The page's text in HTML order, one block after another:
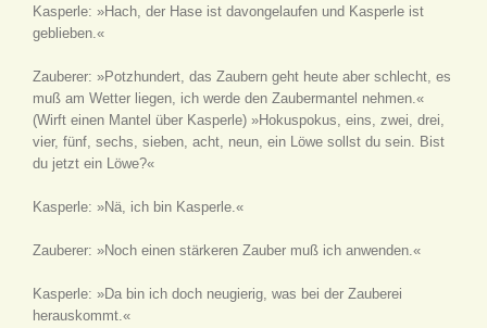
Kasperle: »Hach, der Hase ist davongelaufen und Kasperle ist
geblieben.«
Zauberer: »Potzhundert, das Zaubern geht heute aber schlecht, es
muß am Wetter liegen, ich werde den Zaubermantel nehmen.«
(Wirft einen Mantel über Kasperle) »Hokuspokus, eins, zwei, drei,
vier, fünf, sechs, sieben, acht, neun, ein Löwe sollst du sein. Bist
du jetzt ein Löwe?«
Kasperle: »Nä, ich bin Kasperle.«
Zauberer: »Noch einen stärkeren Zauber muß ich anwenden.«
Kasperle: »Da bin ich doch neugierig, was bei der Zauberei
herauskommt.«